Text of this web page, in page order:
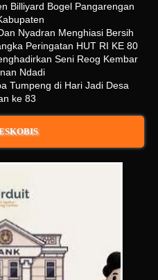
Billiyard Bogel Pangarengan
Nyadran Menghiasi Bersih
Peringatan HUT RI KE 80
Seni Reog Kembar
Ndadi
Tumpeng di Hari Jadi Desa
ke 83